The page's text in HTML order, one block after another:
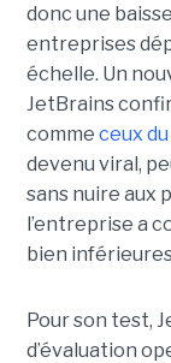
donc une
entreprises
échelle. Un
JetBrains
comme ceux
devenu viral,
sans nuire aux
l’entreprise a
bien
Pour son test,
d’évaluation